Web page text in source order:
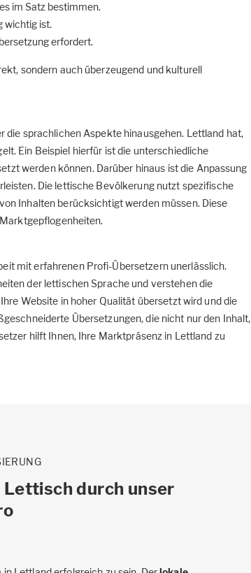
im Satz bestimmen.
wichtig ist.
erfordert.
sondern auch überzeugend und kulturell
die sprachlichen Aspekte hinausgehen. Lettland hat,
Ein Beispiel hierfür ist die unterschiedliche
werden können. Darüber hinaus ist die Anpassung
Die lettische Bevölkerung nutzt spezifische
Inhalten berücksichtigt werden müssen. Diese
mit erfahrenen Profi-Übersetzern unerlässlich.
der lettischen Sprache und verstehen die
Website in hoher Qualität übersetzt wird und die
Übersetzungen, die nicht nur den Inhalt,
hilft Ihnen, Ihre Marktpräsenz in Lettland zu
durch unser